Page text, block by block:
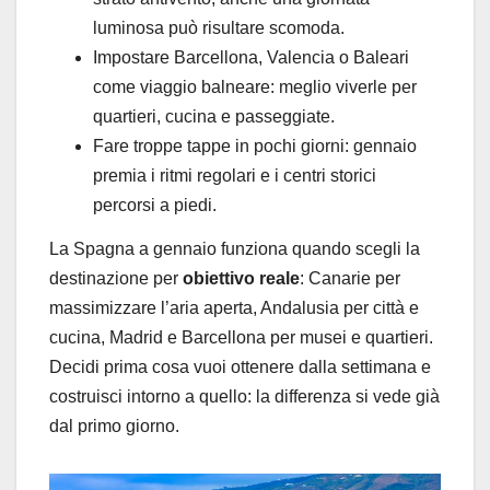
luminosa può risultare scomoda.
Impostare Barcellona, Valencia o Baleari
come viaggio balneare: meglio viverle per
quartieri, cucina e passeggiate.
Fare troppe tappe in pochi giorni: gennaio
premia i ritmi regolari e i centri storici
percorsi a piedi.
La Spagna a gennaio funziona quando scegli la
destinazione per obiettivo reale: Canarie per
massimizzare l’aria aperta, Andalusia per città e
cucina, Madrid e Barcellona per musei e quartieri.
Decidi prima cosa vuoi ottenere dalla settimana e
costruisci intorno a quello: la differenza si vede già
dal primo giorno.